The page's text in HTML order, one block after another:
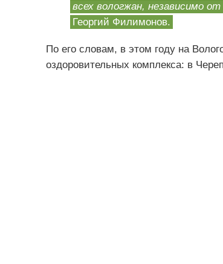
всех вологжан, независимо
Георгий Филимонов.
По его словам, в этом году на
оздоровительных комплекса: в